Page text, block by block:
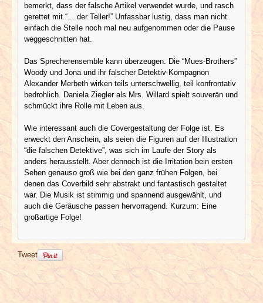
bemerkt, dass der falsche Artikel verwendet wurde, und rasch
gerettet mit “... der Teller!” Unfassbar lustig, dass man nicht
einfach die Stelle noch mal neu aufgenommen oder die Pause
weggeschnitten hat.
Das Sprecherensemble kann überzeugen. Die “Mues-Brothers”
Woody und Jona und ihr falscher Detektiv-Kompagnon
Alexander Merbeth wirken teils unterschwellig, teil konfrontativ
bedrohlich. Daniela Ziegler als Mrs. Willard spielt souverän und
schmückt ihre Rolle mit Leben aus.
Wie interessant auch die Covergestaltung der Folge ist. Es
erweckt den Anschein, als seien die Figuren auf der Illustration
“die falschen Detektive”, was sich im Laufe der Story als
anders herausstellt. Aber dennoch ist die Irritation bein ersten
Sehen genauso groß wie bei den ganz frühen Folgen, bei
denen das Coverbild sehr abstrakt und fantastisch gestaltet
war. Die Musik ist stimmig und spannend ausgewählt, und
auch die Geräusche passen hervorragend. Kurzum: Eine
großartige Folge!
Tweet